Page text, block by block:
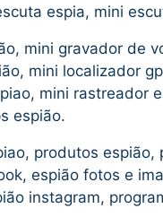
espia, mini
mini gravador de
mini localizador
mini rastreador
espião.
produtos espião,
espião fotos e
instagram,